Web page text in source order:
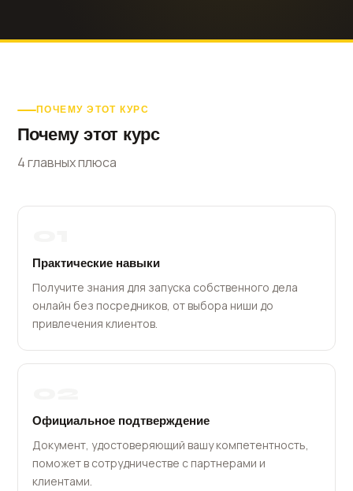
ПОЧЕМУ ЭТОТ КУРС
Почему этот курс
4 главных плюса
Практические навыки
Получите знания для запуска собственного дела
онлайн без посредников, от выбора ниши до
привлечения клиентов.
Официальное подтверждение
Документ, удостоверяющий вашу компетентность,
поможет в сотрудничестве с партнерами и
клиентами.